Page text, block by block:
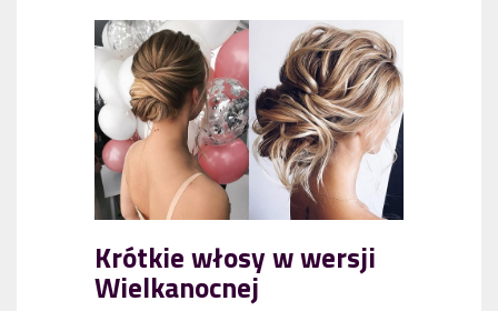
Krótkie włosy w wersji
Wielkanocnej